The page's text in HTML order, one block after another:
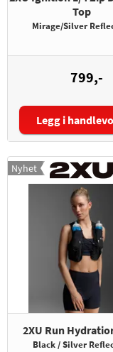
Top
Mirage/Silver
799,-
Størrelse:
Legg i
Nyhet
2XU Run
Black / Silver